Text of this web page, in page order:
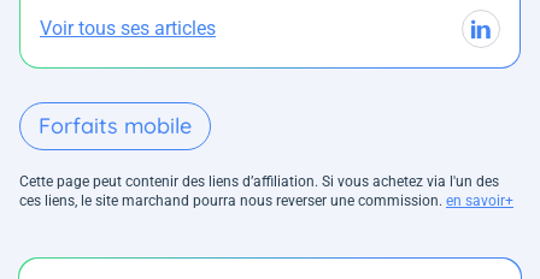
Voir tous ses articles
Forfaits mobile
Cette page peut contenir des liens d’affiliation. Si vous achetez via l'un des
ces liens, le site marchand pourra nous reverser une commission. en savoir+